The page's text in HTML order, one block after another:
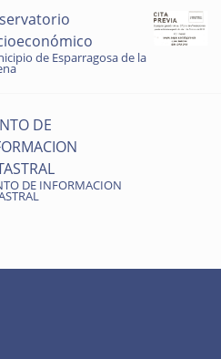
de Esparragosa de la
DE
DE INFORMACION